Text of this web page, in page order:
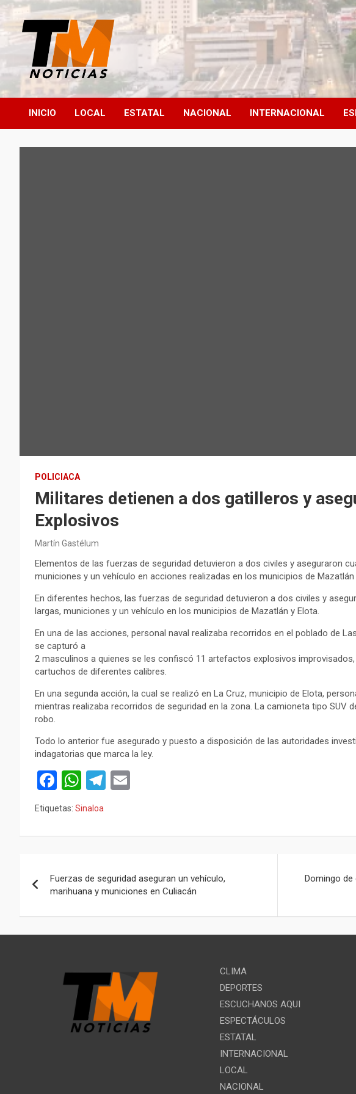
Saltar
contenido
TM Noticias
TM Noticias
INICIO LOCAL ESTATAL NACIONAL INTERNACIONAL
POLICIACA
Militares detienen a dos gatilleros y
Explosivos
Martín Gastélum
Elementos de las fuerzas de seguridad detuvieron a dos civiles y aseguraron
municiones y un vehículo en acciones realizadas en los municipios de Mazatlán
En diferentes hechos, las fuerzas de seguridad detuvieron a dos civiles y
largas, municiones y un vehículo en los municipios de Mazatlán y Elota.
En una de las acciones, personal naval realizaba recorridos en el poblado de
se capturó a
2 masculinos a quienes se les confiscó 11 artefactos explosivos
cartuchos de diferentes calibres.
En una segunda acción, la cual se realizó en La Cruz, municipio de Elota,
mientras realizaba recorridos de seguridad en la zona. La camioneta tipo SUV
robo.
Todo lo anterior fue asegurado y puesto a disposición de las autoridades
indagatorias que marca la ley.
F
a
ce
b
o
k
W
h
at
s
p
p
T
gr
m
Etiquetas: Sinaloa
de
entradas
Fuerzas de seguridad aseguran un vehículo,
marihuana y municiones en Culiacán
Domingo
CLIMA
DEPORTES
ESCUCHANOS AQUI
ESPECTÁCULOS
ESTATAL
INTERNACIONAL
LOCAL
NACIONAL